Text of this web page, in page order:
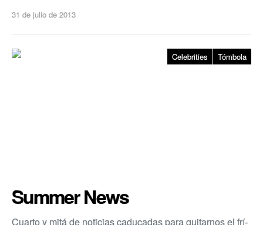
31 de julio de 2013
Celebrities Tómbola
Summer News
Cuarto y mitá de noticias caducadas para quitarnos el frí­